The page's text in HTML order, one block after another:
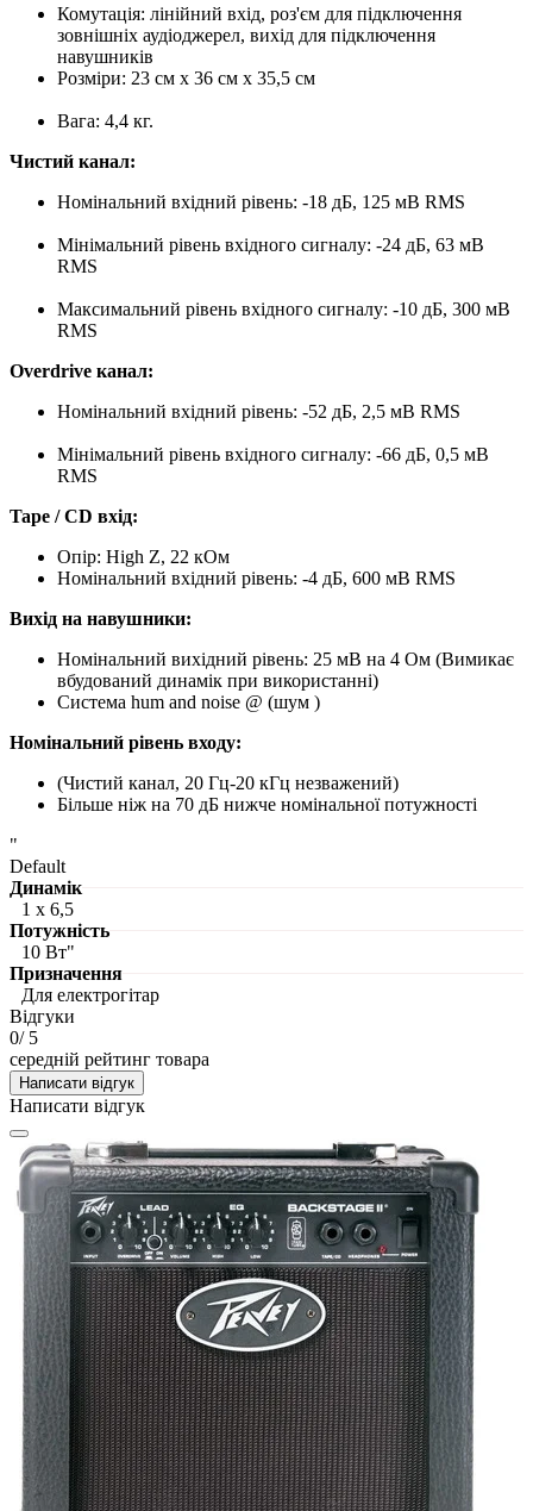
Комутація: лінійний вхід, роз'єм для підключення
зовнішніх аудіоджерел, вихід для підключення
навушників
Розміри: 23 см х 36 см х 35,5 см
Вага: 4,4 кг.
Чистий канал:
Номінальний вхідний рівень: -18 дБ, 125 мВ RMS
Мінімальний рівень вхідного сигналу: -24 дБ, 63 мВ
RMS
Максимальний рівень вхідного сигналу: -10 дБ, 300 мВ
RMS
Overdrive канал:
Номінальний вхідний рівень: -52 дБ, 2,5 мВ RMS
Мінімальний рівень вхідного сигналу: -66 дБ, 0,5 мВ
RMS
Tape / CD вхід:
Опір: High Z, 22 кОм
Номінальний вхідний рівень: -4 дБ, 600 мВ RMS
Вихід на навушники:
Номінальний вихідний рівень: 25 мВ на 4 Ом (Вимикає
вбудований динамік при використанні)
Система hum and noise @ (шум )
Номінальний рівень входу:
(Чистий канал, 20 Гц-20 кГц незважений)
Більше ніж на 70 дБ нижче номінальної потужності
"
Default
Динамік
1 x 6,5
Потужність
10 Вт"
Призначення
Для електрогітар
Відгуки
0/ 5
середній рейтинг товара
Написати відгук
Написати відгук